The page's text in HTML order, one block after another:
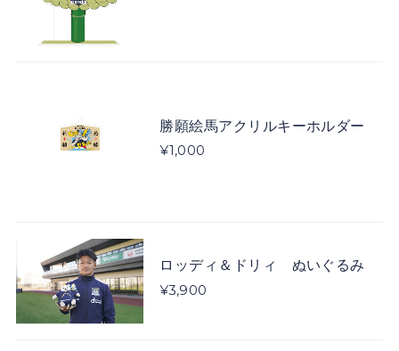
勝願絵馬アクリルキーホルダー
¥1,000
ロッディ＆ドリィ ぬいぐるみ
¥3,900